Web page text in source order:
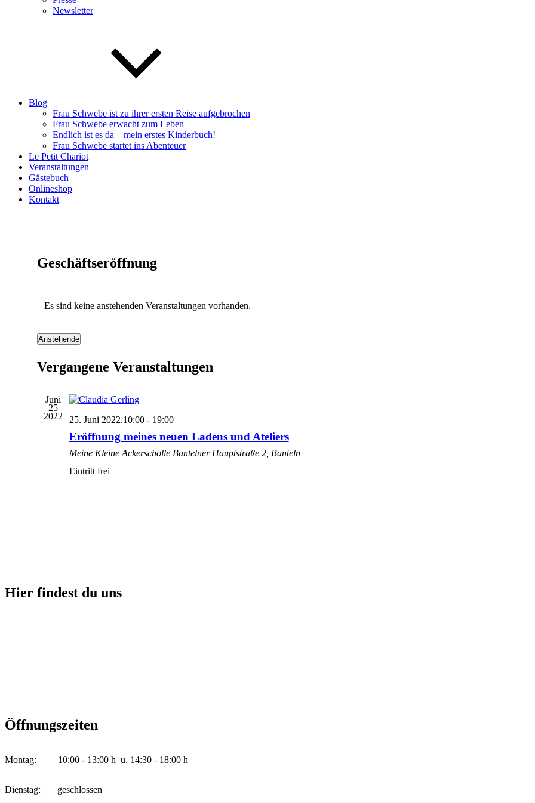
Newsletter
Blog
Frau Schwebe ist zu ihrer ersten Reise aufgebrochen
Frau Schwebe erwacht zum Leben
Endlich ist es da – mein erstes Kinderbuch!
Frau Schwebe startet ins Abenteuer
Le Petit Chariot
Veranstaltungen
Gästebuch
Onlineshop
Kontakt
Geschäftseröffnung
Es sind keine anstehenden Veranstaltungen vorhanden.
Anstehende
wählen.
Vergangene Veranstaltungen
Juni
25
2022
25. Juni 2022.10:00- 19:00
Eröffnung meines neuen Ladens und Ateliers
Meine Kleine Ackerscholle Bantelner Hauptstraße 2, Banteln
Eintritt frei
Hier findest du uns
Öffnungszeiten
Montag: 10:00 - 13:00 h u. 14:30 - 18:00 h
Dienstag: geschlossen